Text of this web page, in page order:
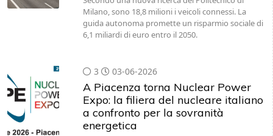
Milano, sono 18,8 milioni i veicoli connessi. La
guida autonoma promette un risparmio sociale di
6,1 miliardi di euro entro il 2050.
3 03-06-2026
A Piacenza torna Nuclear Power
Expo: la filiera del nucleare italiano
a confronto per la sovranità
energetica